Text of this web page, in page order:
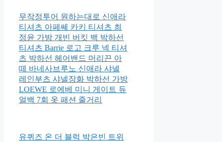
무작정투어 원하는대로 신애라
티셔츠 아페쎄 카키 티셔츠 최
정윤 가방 개빈 버킷 백 박하선
티셔츠 Barrie 로고 크루 넥 티셔
츠 박하선 헤어밴드 머리끈 아
떼 바네사브루노 신애라 샤넬
레인부츠 샤넬장화 박하선 가방
LOEWE 로에베 미니 게이트 듀
얼백 7회 옷 패션 줄거리
유퀴즈 온 더 블럭 박은빈 트위